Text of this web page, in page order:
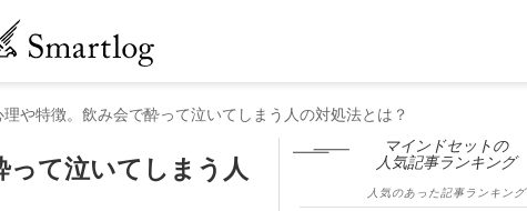
や特徴。飲み会で酔って泣いてしまう人の対処法とは？
って泣いてしまう人
マインドセットの
人気記事ランキング
人気のあった記事ランキング